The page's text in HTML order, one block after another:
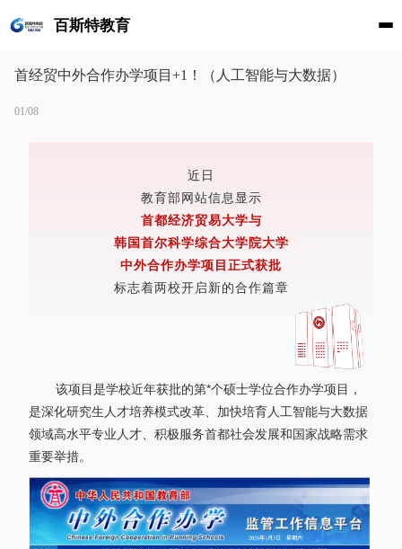
百斯特教育
首经贸中外合作办学项目+1！（人工智能与大数据）
01/08
近日
教育部网站信息显示
首都经济贸易大学与
韩国首尔科学综合大学院大学
中外合作办学项目正式获批
标志着两校开启新的合作篇章
该项目是学校近年获批的第*个硕士学位合作办学项目，
是深化研究生人才培养模式改革、加快培育人工智能与大数据
领域高水平专业人才、积极服务首都社会发展和国家战略需求
重要举措。